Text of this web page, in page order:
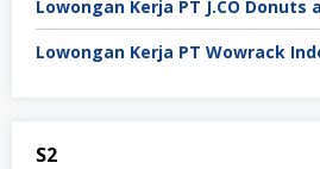
Lowongan Kerja PT J.CO Donuts
Lowongan Kerja PT Wowrack
S2